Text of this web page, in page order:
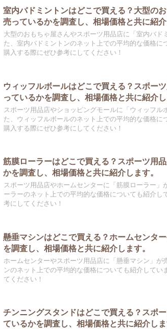
室内バドミントンはどこで買える？大型の
売っているかを調査し、相場価格と共に紹介
大型のおもちゃ屋さんやスポーツ用品店に「室内バド
た、室内バドミントンのネット上での平均的な価格
購入する際にぜひ参考にしてください！
ウィッフルボールはどこで買える？スポー
っているかを調査し、相場価格と共に紹介し
スポーツ用品店やショッピングモールに「ウィッフル
た、ウィッフルボールのネット上での平均的な価格
購入する際にぜひ参考にしてください！
筋膜ローラーはどこで買える？スポーツ用
かを調査し、相場価格と共に紹介します。
スポーツ用品店やホームセンターに「筋膜ローラー」
ーラーのネット上での平均的な価格についても紹介
考にしてください！
懸垂マシンはどこで買える？ホームセンタ
を調査し、相場価格と共に紹介します。
ホームセンターやスポーツ用品店に「懸垂マシン」
ンのネット上での平均的な価格についても紹介して
てください！
チンニングスタンドはどこで買える？スポ
ているかを調査し、相場価格と共に紹介しま